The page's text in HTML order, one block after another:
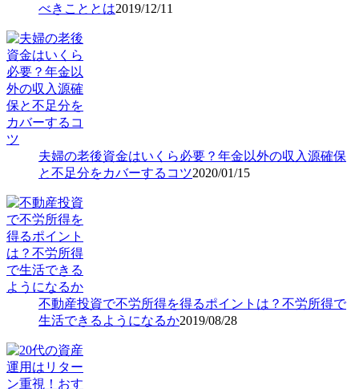
べきこととは2019/12/11
夫婦の老後資金はいくら必要？年金以外の収入源確保
と不足分をカバーするコツ2020/01/15
不動産投資で不労所得を得るポイントは？不労所得で
生活できるようになるか2019/08/28